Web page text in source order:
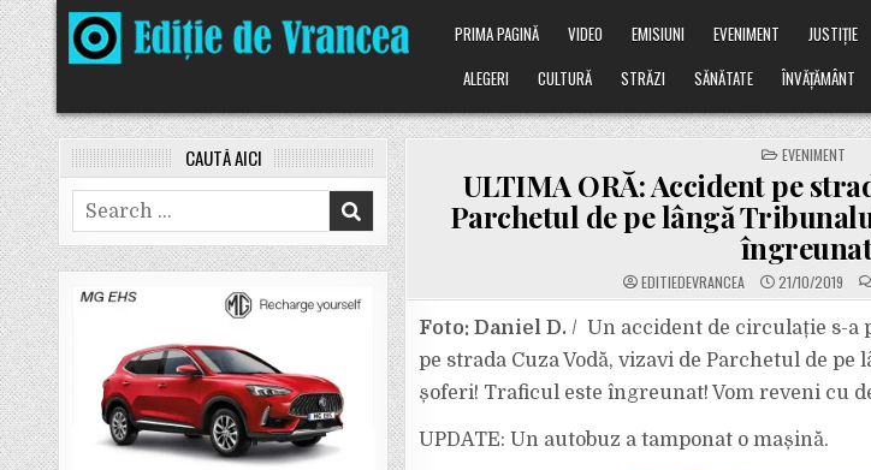
Skip
to
content
PRIMA PAGINĂ VIDEO EMISIUNI EVENIMENT JUSTIȚIE
ALEGERI
CULTURĂ STRĂZI SĂNĂTATE ÎNVĂȚĂMÂNT
POSTED
IN
EVENIMENT
ULTIMA ORĂ: Accident pe
Parchetul de pe lângă
EDITIEDEVRANCEA 21/10/2019
Foto: Daniel D./ Un accident de circulație s-a
pe strada Cuza Vodă, vizavi de Parchetul de
șoferi! Traficul este îngreunat! Vom reveni cu
UPDATE: Un autobuz a tamponat o mașină.
CAUTĂ AICI
Search
for: